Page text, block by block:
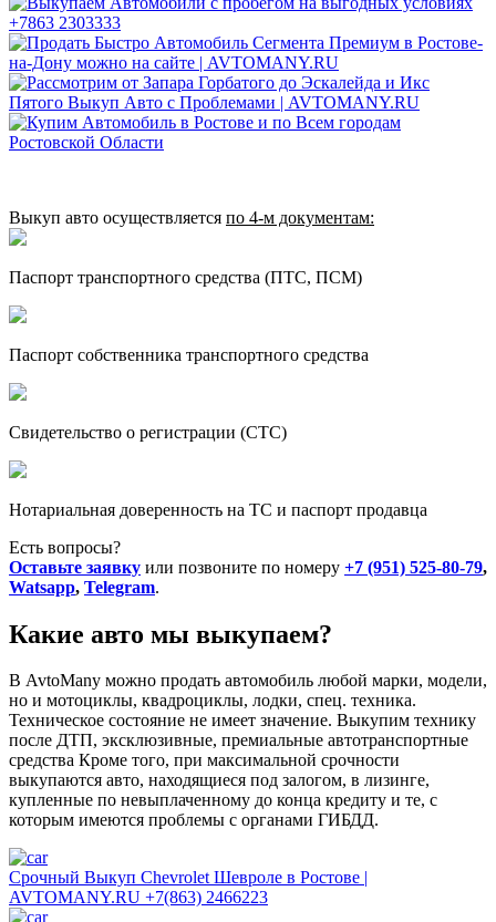
Выкуп авто осуществляется по 4‑м документам:
Паспорт транспортного средства (ПТС, ПСМ)
Паспорт собственника транспортного средства
Свидетельство о регистрации (СТС)
Нотариальная доверенность на ТС и паспорт продавца
Есть вопросы?
Оставьте заявку или позвоните по номеру +7 (951) 525-80-79,
Watsapp, Telegram.
Какие авто мы выкупаем?
В AvtoMany можно продать автомобиль любой марки, модели,
но и мотоциклы, квадроциклы, лодки, спец. техника.
Техническое состояние не имеет значение. Выкупим технику
после ДТП, эксклюзивные, премиальные автотранспортные
средства Кроме того, при максимальной срочности
выкупаются авто, находящиеся под залогом, в лизинге,
купленные по невыплаченному до конца кредиту и те, с
которым имеются проблемы с органами ГИБДД.
Срочный Выкуп Chevrolet Шевроле в Ростове |
AVTOMANY.RU +7(863) 2466223